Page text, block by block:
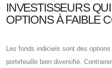
INVESTISSEURS
OPTIONS À FAIBLE
Les fonds indiciels sont des
portefeuille bien diversifié.